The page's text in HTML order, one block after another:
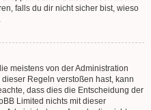
falls du dir nicht sicher bist, wieso
meistens von der Administration
Regeln verstoßen hast, kann
dass dies die Entscheidung der
Limited nichts mit dieser